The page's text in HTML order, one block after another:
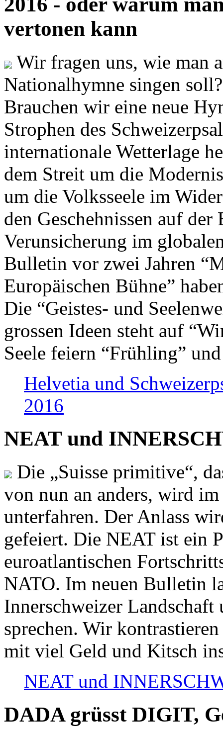
vertonen kann
Wir fragen uns, wie man
Nationalhymne singen
Brauchen wir eine neue
Strophen des
internationale Wetterlage
dem Streit um die
um die Volksseele im
den Geschehnissen auf
Verunsicherung im
Bulletin vor zwei Jahren
Europäischen Bühne”
Die “Geistes- und
grossen Ideen steht auf
Seele feiern “Frühling”
Helvetia und
2016
NEAT und
Die „Suisse primitive“,
von nun an anders, wird
unterfahren. Der Anlass
gefeiert. Die NEAT ist ein
euroatlantischen
NATO. Im neuen Bulletin
Innerschweizer
sprechen. Wir
mit viel Geld und Kitsch
NEAT und
DADA grüsst DIGIT,